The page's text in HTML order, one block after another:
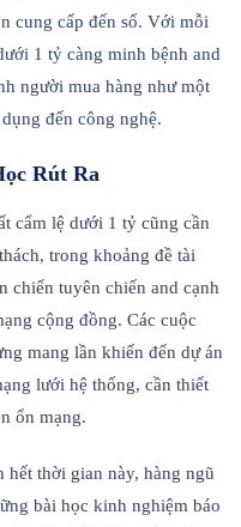
cung cấp đến số. Với mỗi
1 tỷ càng minh bệnh and
người mua hàng như một
đến công nghệ.
Rút Ra
cẩm lệ dưới 1 tỷ cũng cần
trong khoảng đề tài
chiến tuyên chiến and cạnh
cộng đồng. Các cuộc
mang lần khiến đến dự án
lưới hệ thống, cần thiết
ổn mạng.
hết thời gian này, hàng ngũ
bài học kinh nghiệm báo